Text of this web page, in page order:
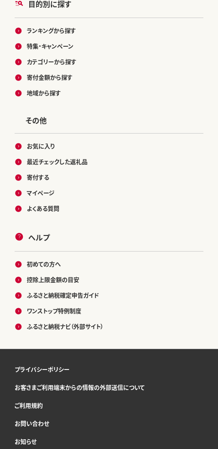
目的別に探す
ランキングから探す
特集・キャンペーン
カテゴリーから探す
寄付金額から探す
地域から探す
その他
お気に入り
最近チェックした返礼品
寄付する
マイページ
よくある質問
ヘルプ
初めての方へ
控除上限金額の目安
ふるさと納税確定申告ガイド
ワンストップ特例制度
ふるさと納税ナビ（外部サイト）
プライバシーポリシー
お客さまご利用端末からの情報の外部送信について
ご利用規約
お問い合わせ
お知らせ